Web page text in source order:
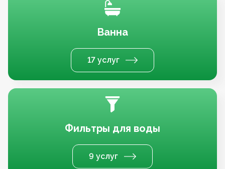
Ванна
17 услуг
Фильтры для воды
9 услуг